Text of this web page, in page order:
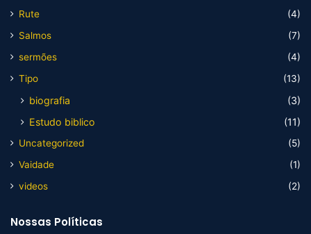
Rute
(4)
Salmos
(7)
sermões
(4)
Tipo
(13)
biografia
(3)
Estudo biblico
(11)
Uncategorized
(5)
Vaidade
(1)
videos
(2)
Nossas Políticas